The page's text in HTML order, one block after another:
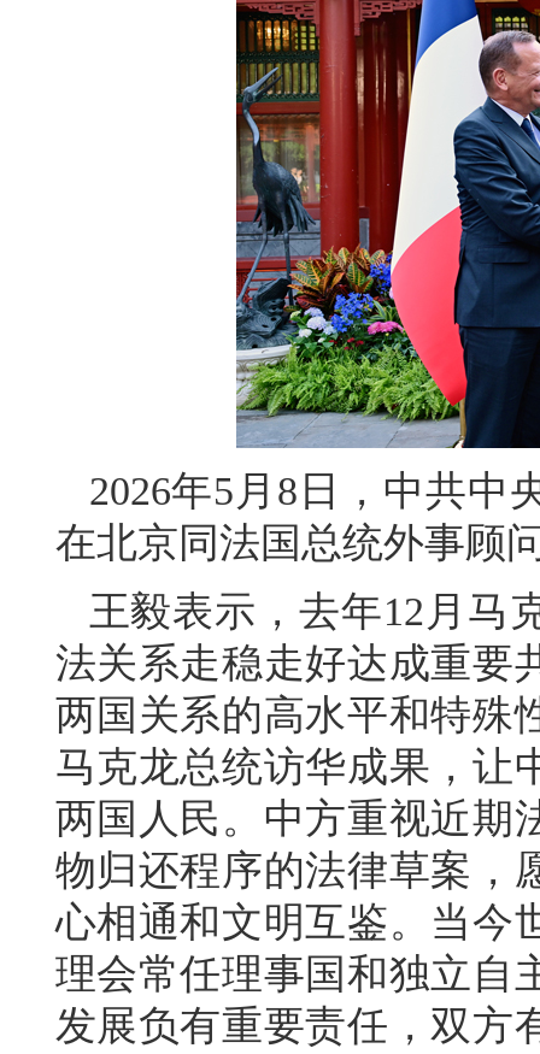
2026年5月8日，中共中
在北京同法国总统外事顾
王毅表示，去年12月马
法关系走稳走好达成重要
两国关系的高水平和特殊
马克龙总统访华成果，让
两国人民。中方重视近期
物归还程序的法律草案，
心相通和文明互鉴。当今
理会常任理事国和独立自
发展负有重要责任，双方